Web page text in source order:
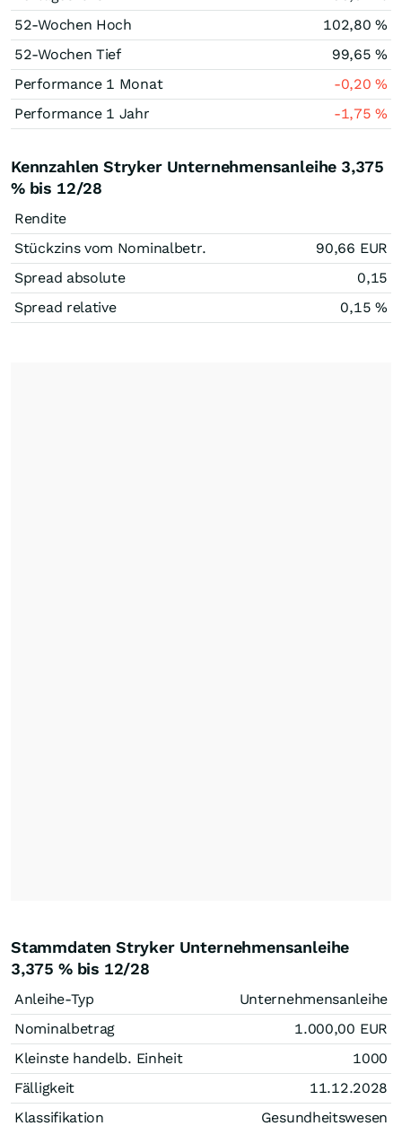
52-Wochen Hoch
102,80%
52-Wochen Tief
99,65%
Performance 1 Monat
-0,20%
Performance 1 Jahr
-1,75%
Kennzahlen Stryker Unternehmensanleihe 3,375
% bis 12/28
Rendite
Stückzins vom Nominalbetr.
90,66 EUR
Spread absolute
0,15
Spread relative
0,15 %
Stammdaten Stryker Unternehmensanleihe
3,375 % bis 12/28
Anleihe-Typ
Unternehmensanleihe
Nominalbetrag
1.000,00 EUR
Kleinste handelb. Einheit
1000
Fälligkeit
11.12.2028
Klassifikation
Gesundheitswesen